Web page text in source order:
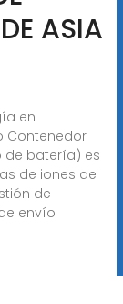
ASIA
en
Contenedor
de batería) es
de iones de
de
envío